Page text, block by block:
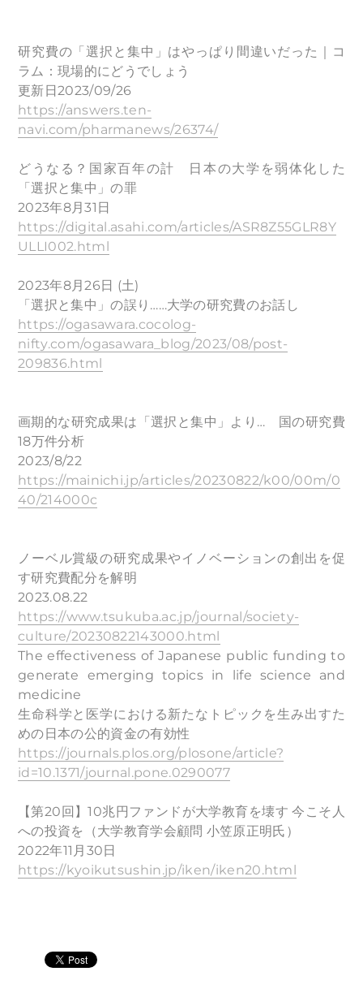
研究費の「選択と集中」はやっぱり間違いだった｜コ
ラム：現場的にどうでしょう
更新日2023/09/26
https://answers.ten-
navi.com/pharmanews/26374/
どうなる？国家百年の計 日本の大学を弱体化した
「選択と集中」の罪
2023年8月31日
https://digital.asahi.com/articles/ASR8Z55GLR8Y
ULLI002.html
2023年8月26日 (土)
「選択と集中」の誤り……大学の研究費のお話し
https://ogasawara.cocolog-
nifty.com/ogasawara_blog/2023/08/post-
209836.html
画期的な研究成果は「選択と集中」より… 国の研究費
18万件分析
2023/8/22
https://mainichi.jp/articles/20230822/k00/00m/0
40/214000c
ノーベル賞級の研究成果やイノベーションの創出を促
す研究費配分を解明
2023.08.22
https://www.tsukuba.ac.jp/journal/society-
culture/20230822143000.html
The effectiveness of Japanese public funding to
generate emerging topics in life science and
medicine
生命科学と医学における新たなトピックを生み出すた
めの日本の公的資金の有効性
https://journals.plos.org/plosone/article?
id=10.1371/journal.pone.0290077
【第20回】10兆円ファンドが大学教育を壊す 今こそ人
への投資を（大学教育学会顧問 小笠原正明氏）
2022年11月30日
https://kyoikutsushin.jp/iken/iken20.html